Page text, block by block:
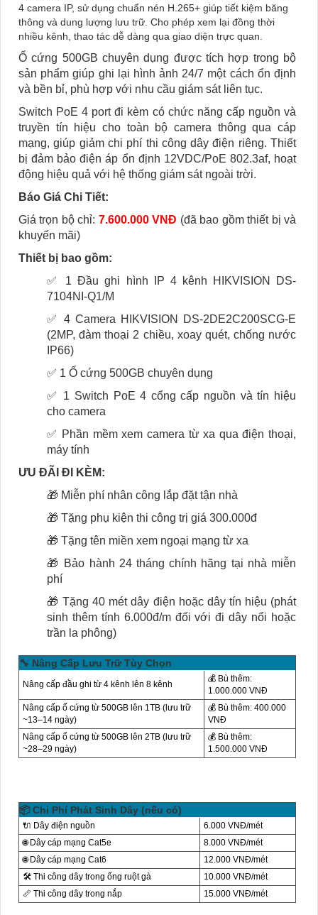
4 camera IP, sử dụng chuẩn nén H.265+ giúp tiết kiệm băng
thông và dung lượng lưu trữ. Cho phép xem lại đồng thời
nhiều kênh, thao tác dễ dàng qua giao diện trực quan.
Ổ cứng 500GB chuyên dụng được tích hợp trong bộ
sản phẩm giúp ghi lại hình ảnh 24/7 một cách ổn định
và bền bỉ, phù hợp với nhu cầu giám sát liên tục.
Switch PoE 4 port đi kèm có chức năng cấp nguồn và
truyền tín hiệu cho toàn bộ camera thông qua cáp
mạng, giúp giảm chi phí thi công dây điện riêng. Thiết
bị đảm bảo điện áp ổn định 12VDC/PoE 802.3af, hoạt
động hiệu quả với hệ thống giám sát ngoài trời.
Báo Giá Chi Tiết:
Giá trọn bộ chỉ: 7.600.000 VNĐ (đã bao gồm thiết bị và
khuyến mãi)
Thiết bị bao gồm:
✅ 1 Đầu ghi hình IP 4 kênh HIKVISION DS-
7104NI-Q1/M
✅ 4 Camera HIKVISION DS-2DE2C200SCG-E
(2MP, đàm thoại 2 chiều, xoay quét, chống nước
IP66)
✅ 1 Ổ cứng 500GB chuyên dụng
✅ 1 Switch PoE 4 cổng cấp nguồn và tín hiệu
cho camera
✅ Phần mềm xem camera từ xa qua điện thoại,
máy tính
ƯU ĐÃI ĐI KÈM:
🎁 Miễn phí nhân công lắp đặt tận nhà
🎁 Tặng phụ kiện thi công trị giá 300.000đ
🎁 Tặng tên miền xem ngoại mạng từ xa
🎁 Bảo hành 24 tháng chính hãng tại nhà miễn
phí
🎁 Tặng 40 mét dây điện hoặc dây tín hiệu (phát
sinh thêm tính 6.000đ/m đối với đi dây nổi hoặc
trần la phông)
🔧 Nâng Cấp Lưu Trữ Tùy Chọn
Nâng cấp đầu ghi từ 4 kênh lên 8 kênh
💰 Bù thêm:
1.000.000 VNĐ
Nâng cấp ổ cứng từ 500GB lên 1TB (lưu trữ
~13–14 ngày)
💰 Bù thêm: 400.000
VNĐ
Nâng cấp ổ cứng từ 500GB lên 2TB (lưu trữ
~28–29 ngày)
💰 Bù thêm:
1.500.000 VNĐ
📦 Chi Phí Phát Sinh Dây (nếu có)
🔌 Dây điện nguồn
6.000 VNĐ/mét
🌐 Dây cáp mạng Cat5e
8.000 VNĐ/mét
🌐 Dây cáp mạng Cat6
12.000 VNĐ/mét
🛠️ Thi công dây trong ống ruột gà
10.000 VNĐ/mét
📏 Thi công dây trong nắp
15.000 VNĐ/mét